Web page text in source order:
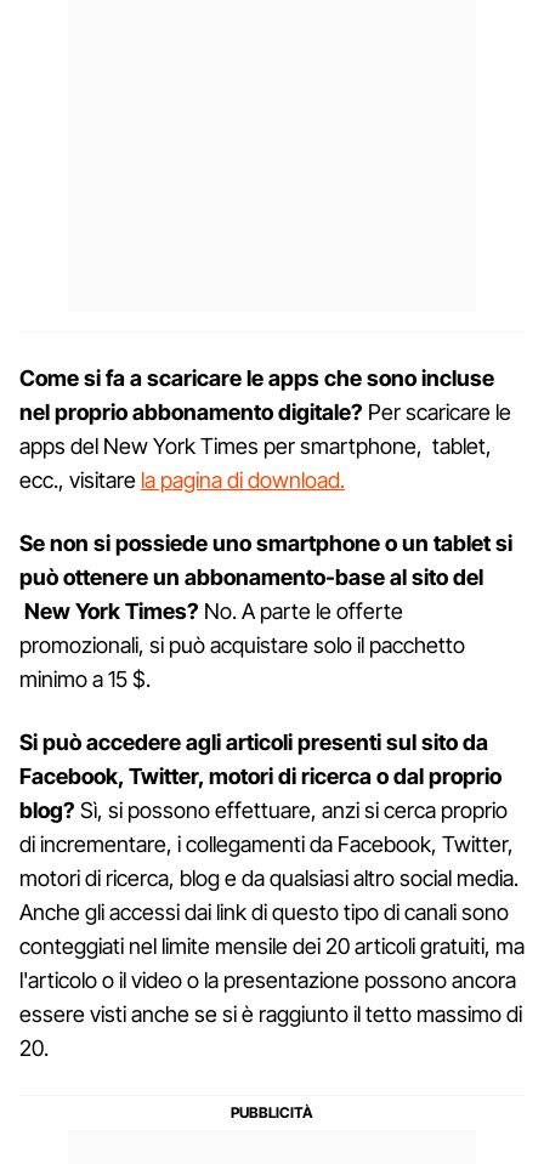
Come si fa a scaricare le apps che sono incluse
nel proprio abbonamento digitale? Per scaricare le
apps del New York Times per smartphone, tablet,
ecc., visitare la pagina di download.
Se non si possiedeuno smartphone o un tablet si
può ottenere un abbonamento-base al sito del
New York Times? No. A parte le offerte
promozionali, si può acquistare solo il pacchetto
minimo a 15 $.
Si può accedere agli articoli presenti sul sito da
Facebook, Twitter, motori di ricerca o dal proprio
blog? Sì, si possono effettuare, anzi si cerca proprio
di incrementare, i collegamenti da Facebook, Twitter,
motori di ricerca, blog e da qualsiasi altro social media.
Anche gli accessi dai link di questo tipo di canali sono
conteggiati nel limite mensile dei 20 articoli gratuiti, ma
l'articolo o il video o la presentazione possono ancora
essere visti anche se si è raggiunto il tetto massimo di
20.